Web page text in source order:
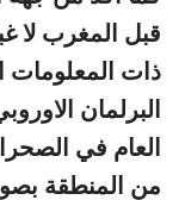
قبل المغرب لا
ذات المعلومات
العام في
من المنطقة